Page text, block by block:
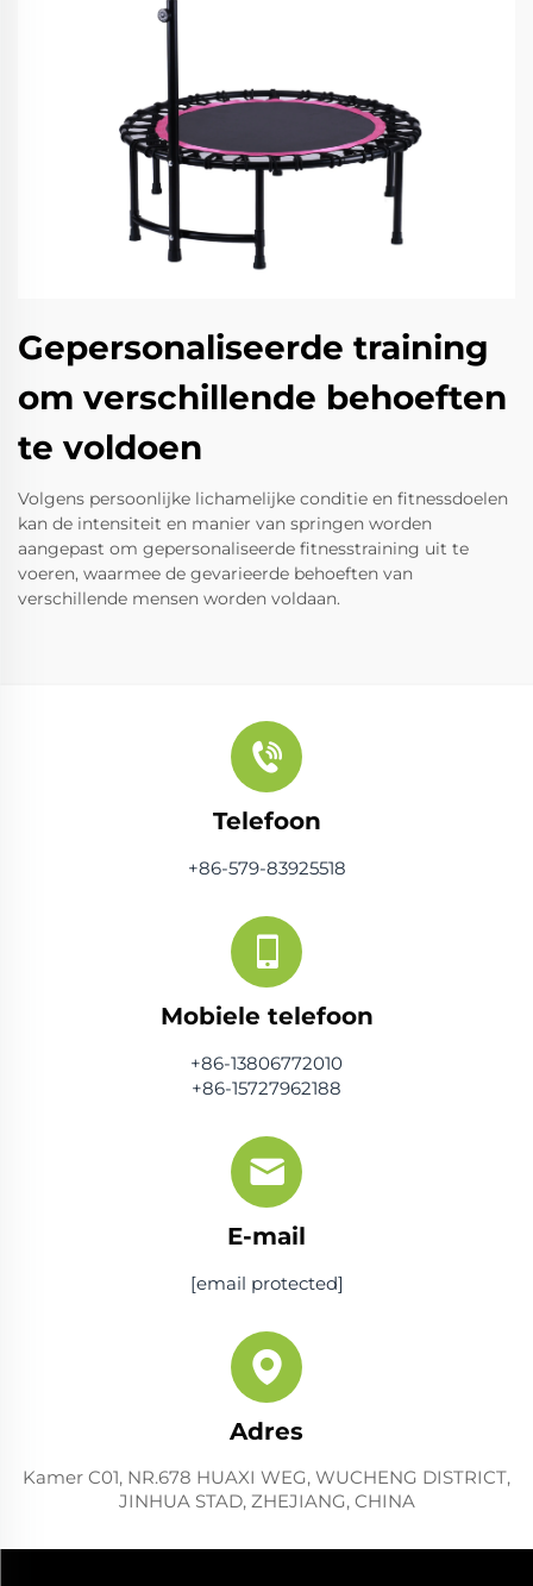
Gepersonaliseerde training
om verschillende behoeften
te voldoen
Volgens persoonlijke lichamelijke conditie en fitnessdoelen
kan de intensiteit en manier van springen worden
aangepast om gepersonaliseerde fitnesstraining uit te
voeren, waarmee de gevarieerde behoeften van
verschillende mensen worden voldaan.
Telefoon
+86-579-83925518
Mobiele telefoon
+86-13806772010
+86-15727962188
E-mail
[email protected]
Adres
Kamer C01, NR.678 HUAXI WEG, WUCHENG DISTRICT,
JINHUA STAD, ZHEJIANG, CHINA